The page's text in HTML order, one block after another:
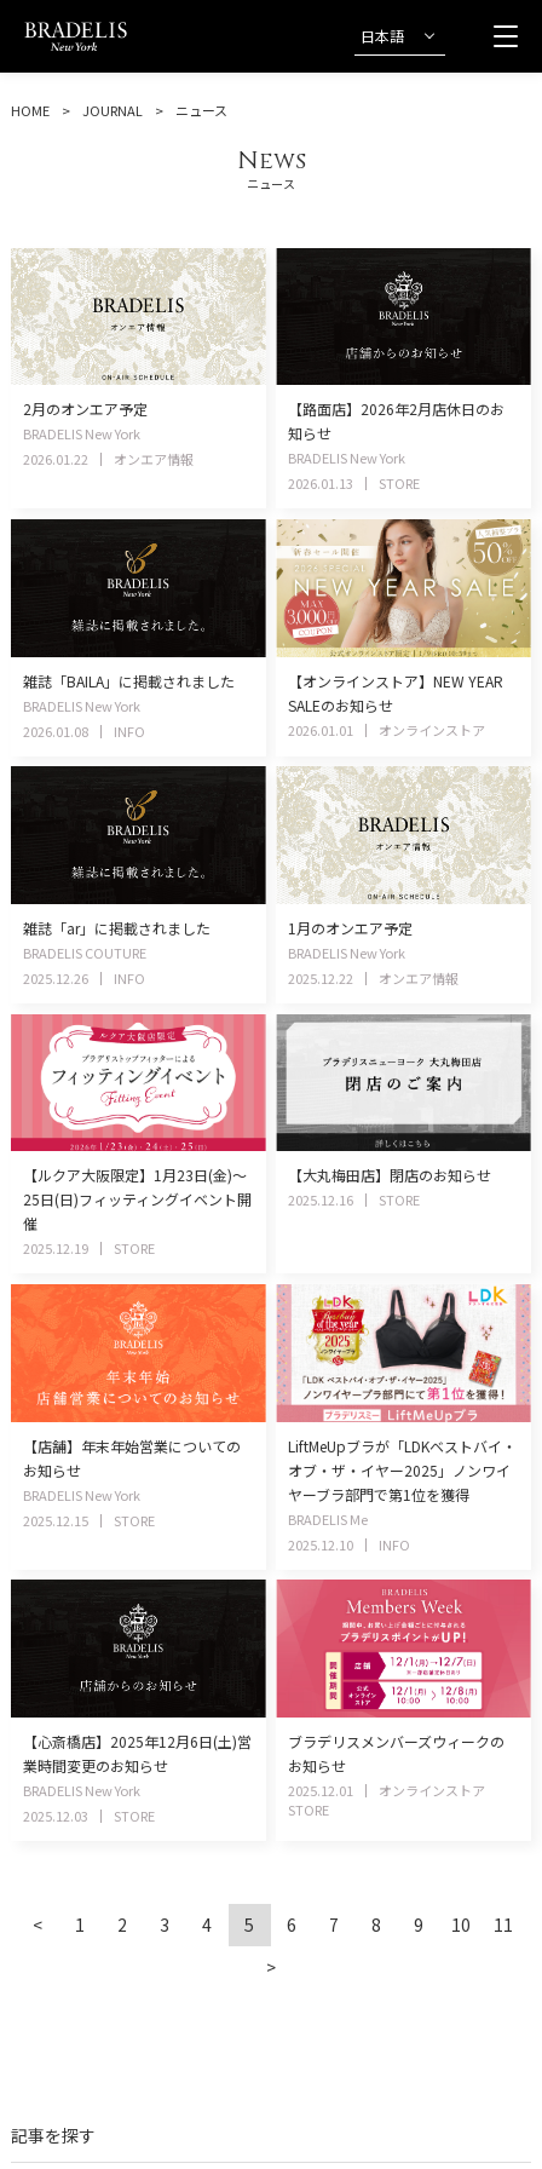
日本語
HOME JOURNAL ニュース
記事を探す
News
ニュース
2月のオンエア予定
BRADELIS New York
2026.01.22
オンエア情報
【路面店】2026年2月店休日のお
知らせ
BRADELIS New York
2026.01.13
STORE
雑誌「BAILA」に掲載されました
BRADELIS New York
2026.01.08
INFO
【オンラインストア】NEW YEAR
SALEのお知らせ
2026.01.01 オンラインストア
雑誌「ar」に掲載されました
BRADELIS COUTURE
2025.12.26
INFO
1月のオンエア予定
BRADELIS New York
2025.12.22
オンエア情報
【ルクア大阪限定】1月23日(金)～
25日(日)フィッティングイベント開
催
2025.12.19 STORE
【大丸梅田店】閉店のお知らせ
2025.12.16 STORE
【店舗】年末年始営業についての
お知らせ
BRADELIS New York
2025.12.15
STORE
LiftMeUpブラが「LDKベストバイ・
オブ・ザ・イヤー2025」ノンワイ
ヤーブラ部門で第1位を獲得
BRADELIS Me
2025.12.10
INFO
【心斎橋店】2025年12月6日(土)営
業時間変更のお知らせ
BRADELIS New York
2025.12.03
STORE
ブラデリスメンバーズウィークの
お知らせ
2025.12.01
オンラインストア
STORE
< 1 2 3 4 5 6 7 8 9 10
11
>